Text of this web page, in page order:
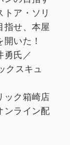
ア・ソリ
せ、本屋
開いた！
勇氏／
クスキュ
ク箱崎店
ンライン配